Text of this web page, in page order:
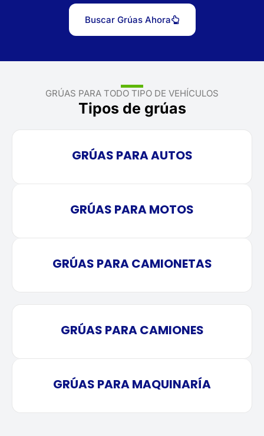
Buscar Grúas Ahora
GRÚAS PARA TODO TIPO DE VEHÍCULOS
Tipos de grúas
GRÚAS PARA AUTOS
GRÚAS PARA MOTOS
GRÚAS PARA CAMIONETAS
GRÚAS PARA CAMIONES
GRÚAS PARA MAQUINARÍA